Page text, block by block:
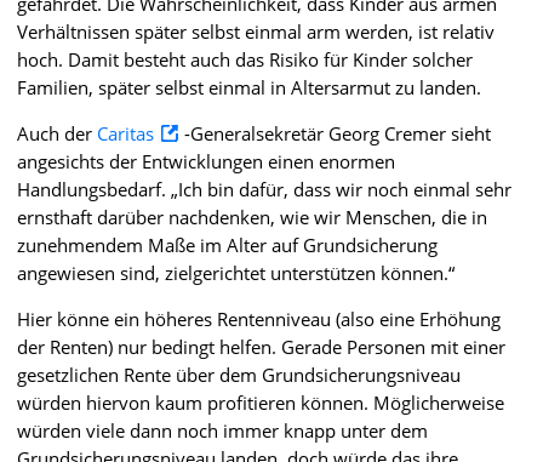
Verhältnissen später selbst einmal arm werden, ist relativ
hoch. Damit besteht auch das Risiko für Kinder solcher
Familien, später selbst einmal in Altersarmut zu landen.
Auch der Caritas
-Generalsekretär Georg Cremer sieht
angesichts der Entwicklungen einen enormen
Handlungsbedarf. „Ich bin dafür, dass wir noch einmal sehr
ernsthaft darüber nachdenken, wie wir Menschen, die in
zunehmendem Maße im Alter auf Grundsicherung
angewiesen sind, zielgerichtet unterstützen können.“
Hier könne ein höheres Rentenniveau (also eine Erhöhung
der Renten) nur bedingt helfen. Gerade Personen mit einer
gesetzlichen Rente über dem Grundsicherungsniveau
würden hiervon kaum profitieren können. Möglicherweise
würden viele dann noch immer knapp unter dem